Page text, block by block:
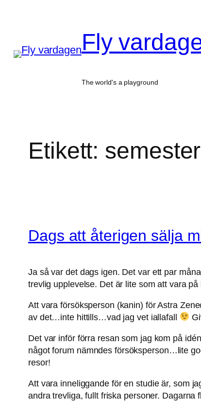
Fly
The world's a playground
Etikett: semester
Dags att återigen sälja
Ja så var det dags igen. Det var ett par
trevlig upplevelse. Det är lite som att vara på
Att vara försöksperson (kanin) för Astra
av det…inte hittills…vad jag vet iallafall
Det var inför förra resan som jag kom på
något forum nämndes försöksperson…lite
resor!
Att vara inneliggande för en studie är, som
andra trevliga, fullt friska personer.